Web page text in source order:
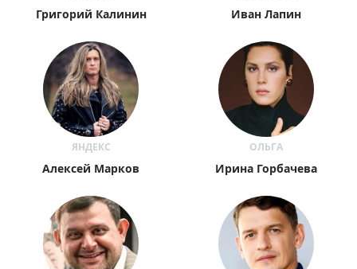
Григорий Калинин Иван Лапин
ЯНДЕКС
Алексей Марков
ОЛЬГА
Ирина Горбачева